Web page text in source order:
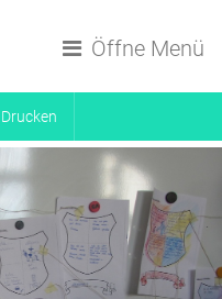
Öffne Menü
Drucken